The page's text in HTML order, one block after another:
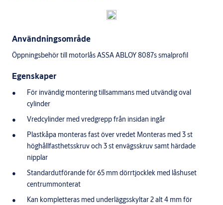
Användningsområde
Öppningsbehör till motorlås ASSA ABLOY 8087s smalprofil
Egenskaper
För invändig montering tillsammans med utvändig oval
cylinder
Vredcylinder med vredgrepp från insidan ingår
Plastkåpa monteras fast över vredet Monteras med 3 st
höghållfasthetsskruv och 3 st envägsskruv samt härdade
nipplar
Standardutförande för 65 mm dörrtjocklek med låshuset
centrummonterat
Kan kompletteras med underläggsskyltar 2 alt 4 mm för